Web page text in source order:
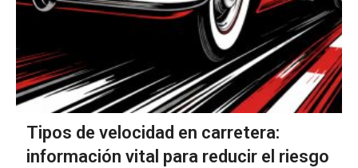
Tipos de velocidad en carretera:
información vital para reducir el riesgo